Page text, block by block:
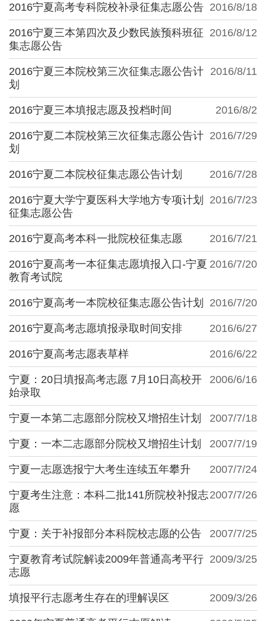
2016/8/18
2016宁夏高考专科院校补录征集志愿公告
2016/8/12
2016宁夏三本第四次及少数民族预科班征
集志愿公告
2016/8/11
2016宁夏三本院校第三次征集志愿公告计
划
2016/8/2
2016宁夏三本填报志愿及投档时间
2016/7/29
2016宁夏二本院校第三次征集志愿公告计
划
2016/7/28
2016宁夏二本院校征集志愿公告计划
2016/7/23
2016宁夏大学宁夏医科大学地方专项计划
征集志愿公告
2016/7/21
2016宁夏高考本科一批院校征集志愿
2016/7/20
2016宁夏高考一本征集志愿填报入口-宁夏
教育考试院
2016/7/20
2016宁夏高考一本院校征集志愿公告计划
2016/6/27
2016宁夏高考志愿填报录取时间安排
2016/6/22
2016宁夏高考志愿表草样
2006/6/16
宁夏：20日填报高考志愿 7月10日高校开
始录取
2007/7/18
宁夏一本第二志愿部分院校又增招生计划
2007/7/19
宁夏：一本二志愿部分院校又增招生计划
2007/7/24
宁夏一志愿选报宁大考生连续五年攀升
2007/7/26
宁夏考生注意：本科二批141所院校补报志
愿
2007/7/25
宁夏：关于补报部分本科院校志愿的公告
2009/3/25
宁夏教育考试院解读2009年普通高考平行
志愿
2009/3/26
填报平行志愿考生存在的理解误区